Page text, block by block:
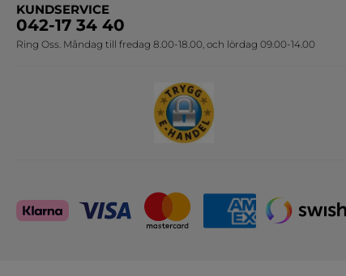
KUNDSERVICE
042-17 34 40
Ring Oss. Måndag till fredag 8.00-18.00, och lördag 09.00-14.00